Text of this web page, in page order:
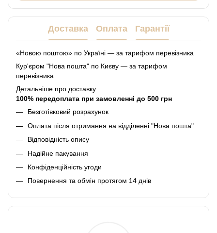
Доставка Оплата Гарантії
«Новою поштою» по Україні — за тарифом перевізника
Кур'єром "Нова пошта" по Києву — за тарифом
перевізника
Детальніше про доставку
100% передоплата при замовленні до 500 грн
Безготівковий розрахунок
Оплата після отримання на відділенні "Нова пошта"
Відповідність опису
Надійне пакування
Конфіденційність угоди
Повернення та обмін протягом 14 днів